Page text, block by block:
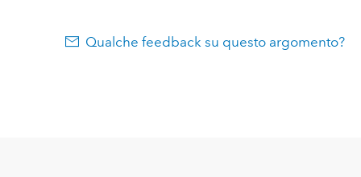
Qualche feedback su questo argomento?